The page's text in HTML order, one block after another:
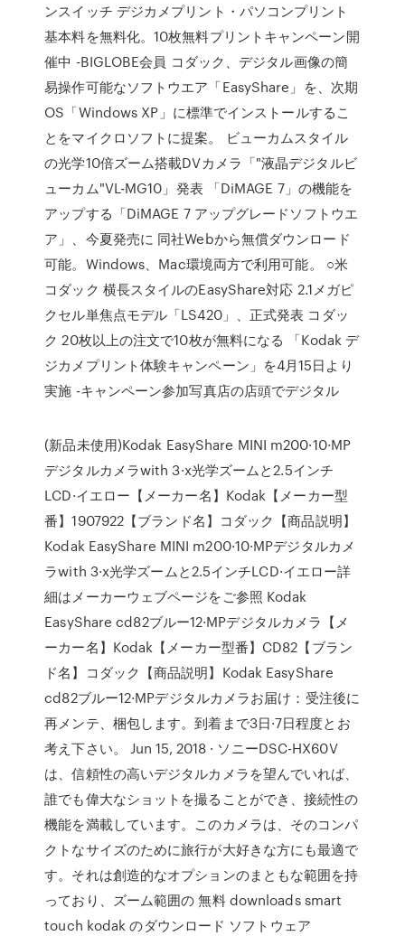
ンスイッチ デジカメプリント・パソコンプリント
基本料を無料化。10枚無料プリントキャンペーン開
催中 -BIGLOBE会員 コダック、デジタル画像の簡
易操作可能なソフトウエア「EasyShare」を、次期
OS「Windows XP」に標準でインストールするこ
とをマイクロソフトに提案。 ビューカムスタイル
の光学10倍ズーム搭載DVカメラ「"液晶デジタルビ
ューカム"VL-MG10」発表 「DiMAGE 7」の機能を
アップする「DiMAGE 7 アップグレードソフトウエ
ア」、今夏発売に 同社Webから無償ダウンロード
可能。Windows、Mac環境両方で利用可能。 ○米
コダック 横長スタイルのEasyShare対応 2.1メガピ
クセル単焦点モデル「LS420」、正式発表 コダッ
ク 20枚以上の注文で10枚が無料になる 「Kodak デ
ジカメプリント体験キャンペーン」を4月15日より
実施 -キャンペーン参加写真店の店頭でデジタル
(新品未使用)Kodak EasyShare MINI m200·10·MP
デジタルカメラwith 3·x光学ズームと2.5インチ
LCD·イエロー【メーカー名】Kodak【メーカー型
番】1907922【ブランド名】コダック【商品説明】
Kodak EasyShare MINI m200·10·MPデジタルカメ
ラwith 3·x光学ズームと2.5インチLCD·イエロー詳
細はメーカーウェブページをご参照 Kodak
EasyShare cd82ブルー12·MPデジタルカメラ【メ
ーカー名】Kodak【メーカー型番】CD82【ブラン
ド名】コダック【商品説明】Kodak EasyShare
cd82ブルー12·MPデジタルカメラお届け：受注後に
再メンテ、梱包します。到着まで3日·7日程度とお
考え下さい。 Jun 15, 2018 · ソニーDSC-HX60V
は、信頼性の高いデジタルカメラを望んでいれば、
誰でも偉大なショットを撮ることができ、接続性の
機能を満載しています。このカメラは、そのコンパ
クトなサイズのために旅行が大好きな方にも最適で
す。それは創造的なオプションのまともな範囲を持
っており、ズーム範囲の 無料 downloads smart
touch kodak のダウンロード ソフトウェア